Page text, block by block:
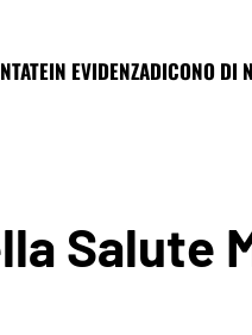
IN EVIDENZADICONO DI
Salute